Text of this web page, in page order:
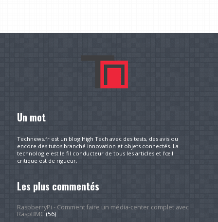
Un mot
Technews.fr est un blog High Tech avec des tests, des avis ou
encore des tutos branché innovation et objets connectés. La
technologie est le fil conducteur de tous les articles et l’œil
critique est de rigueur.
Les plus commentés
RaspberryPi - Comment faire un média-center complet avec
RaspBMC(56)